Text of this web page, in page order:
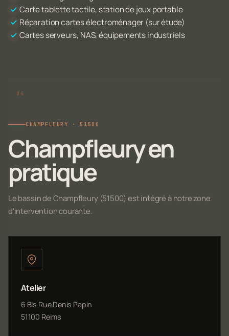
Carte tablette tactile, station de jeux portable
Réparation cartes électroménager (sur étude)
Cartes serveurs, NAS, équipements industriels
CHAMPFLEURY · 51500
Champfleury en
pratique
Le bassin de Champfleury (51500) est intégré à notre zone
d'intervention courante.
Atelier
6 Bis Rue Denis Papin
51100 Reims